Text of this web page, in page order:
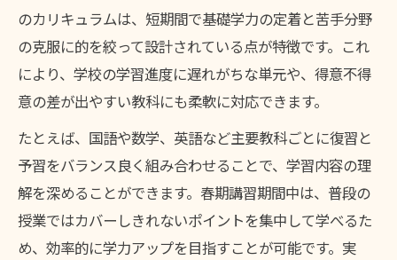
のカリキュラムは、短期間で基礎学力の定着と苦手分野
の克服に的を絞って設計されている点が特徴です。これ
により、学校の学習進度に遅れがちな単元や、得意不得
意の差が出やすい教科にも柔軟に対応できます。
たとえば、国語や数学、英語など主要教科ごとに復習と
予習をバランス良く組み合わせることで、学習内容の理
解を深めることができます。春期講習期間中は、普段の
授業ではカバーしきれないポイントを集中して学べるた
め、効率的に学力アップを目指すことが可能です。実